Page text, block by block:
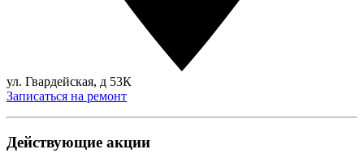
ул. Гвардейская, д 53К
Записаться на ремонт
Действующие акции